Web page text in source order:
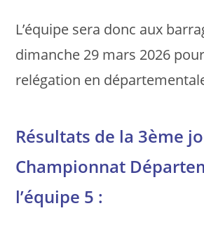
L’équipe sera donc aux
dimanche 29 mars 2026
relégation en
Résultats de la 3ème
Championnat
l’équipe 5 :